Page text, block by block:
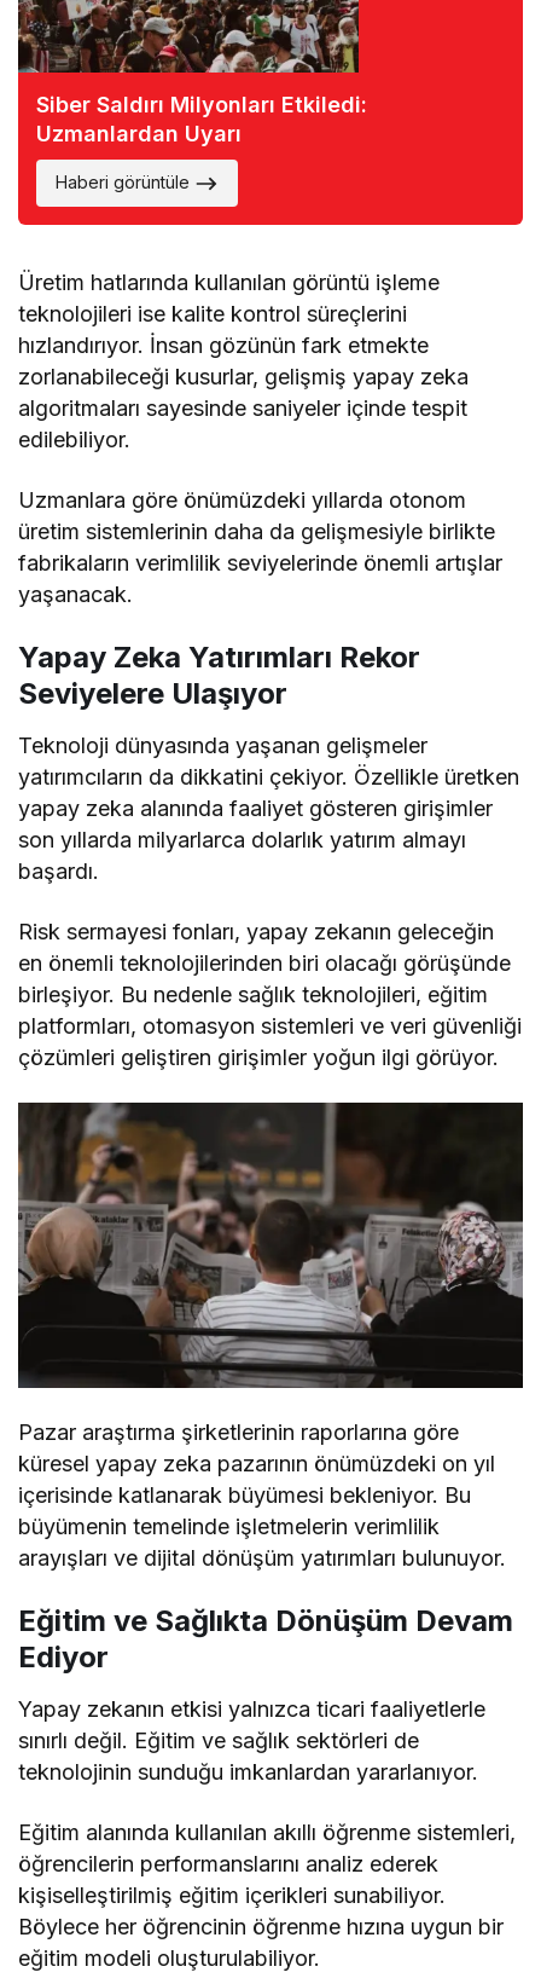
Siber Saldırı Milyonları Etkiledi:
Uzmanlardan Uyarı
Haberi görüntüle
Üretim hatlarında kullanılan görüntü işleme
teknolojileri ise kalite kontrol süreçlerini
hızlandırıyor. İnsan gözünün fark etmekte
zorlanabileceği kusurlar, gelişmiş yapay zeka
algoritmaları sayesinde saniyeler içinde tespit
edilebiliyor.
Uzmanlara göre önümüzdeki yıllarda otonom
üretim sistemlerinin daha da gelişmesiyle birlikte
fabrikaların verimlilik seviyelerinde önemli artışlar
yaşanacak.
Yapay Zeka Yatırımları Rekor
Seviyelere Ulaşıyor
Teknoloji dünyasında yaşanan gelişmeler
yatırımcıların da dikkatini çekiyor. Özellikle üretken
yapay zeka alanında faaliyet gösteren girişimler
son yıllarda milyarlarca dolarlık yatırım almayı
başardı.
Risk sermayesi fonları, yapay zekanın geleceğin
en önemli teknolojilerinden biri olacağı görüşünde
birleşiyor. Bu nedenle sağlık teknolojileri, eğitim
platformları, otomasyon sistemleri ve veri güvenliği
çözümleri geliştiren girişimler yoğun ilgi görüyor.
Pazar araştırma şirketlerinin raporlarına göre
küresel yapay zeka pazarının önümüzdeki on yıl
içerisinde katlanarak büyümesi bekleniyor. Bu
büyümenin temelinde işletmelerin verimlilik
arayışları ve dijital dönüşüm yatırımları bulunuyor.
Eğitim ve Sağlıkta Dönüşüm Devam
Ediyor
Yapay zekanın etkisi yalnızca ticari faaliyetlerle
sınırlı değil. Eğitim ve sağlık sektörleri de
teknolojinin sunduğu imkanlardan yararlanıyor.
Eğitim alanında kullanılan akıllı öğrenme sistemleri,
öğrencilerin performanslarını analiz ederek
kişiselleştirilmiş eğitim içerikleri sunabiliyor.
Böylece her öğrencinin öğrenme hızına uygun bir
eğitim modeli oluşturulabiliyor.